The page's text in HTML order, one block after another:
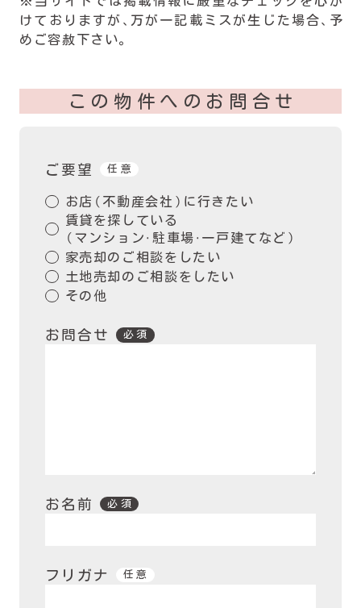
けておりますが、万が一記載ミスが生じた場合、予
めご容赦下さい。
この物件へのお問合せ
ご要望 任意
お店（不動産会社）に行きたい
賃貸を探している
（マンション・駐車場・一戸建てなど）
家売却のご相談をしたい
土地売却のご相談をしたい
その他
お問合せ 必須
お名前 必須
フリガナ 任意